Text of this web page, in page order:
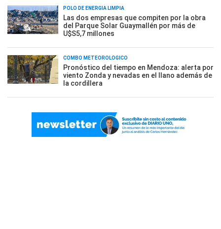
POLO DE ENERGÍA LIMPIA
Las dos empresas que compiten por la obra
del Parque Solar Guaymallén por más de
U$S5,7 millones
COMBO METEOROLÓGICO
Pronóstico del tiempo en Mendoza: alerta por
viento Zonda y nevadas en el llano además de
la cordillera